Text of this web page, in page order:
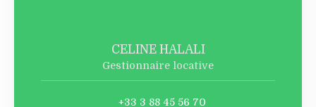
CELINE HALALI
Gestionnaire locative
+33 3 88 45 56 70